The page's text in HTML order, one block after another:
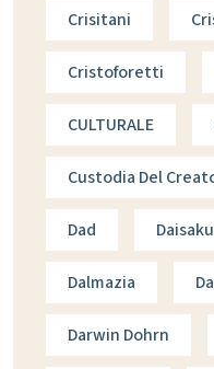
Crisitani
Cristoforetti
CULTURALE
Custodia Del
Dad
Dalmazia
Darwin Dohrn